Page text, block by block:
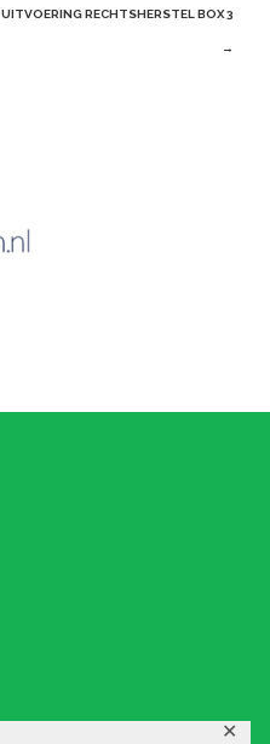
✕
UITVOERING RECHTSHERSTEL BOX 3
→